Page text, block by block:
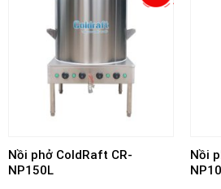
Nồi phở ColdRaft CR-
NP150L
Nồi